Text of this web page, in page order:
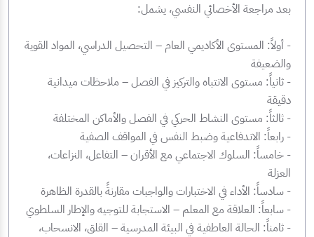
بعد مراجعة الأخصائي النفسي، يشمل:
‏- أولاً: المستوى الأكاديمي العام – التحصيل الدراسي، المواد القوية
والضعيفة
‏- ثانياً: مستوى الانتباه والتركيز في الفصل – ملاحظات ميدانية
دقيقة
‏- ثالثاً: مستوى النشاط الحركي في الفصل والأماكن المختلفة
‏- رابعاً: الاندفاعية وضبط النفس في المواقف الصفية
‏- خامساً: السلوك الاجتماعي مع الأقران – التفاعل، النزاعات،
العزلة
‏- سادساً: الأداء في الاختبارات والواجبات مقارنةً بالقدرة الظاهرة
‏- سابعاً: العلاقة مع المعلم – الاستجابة للتوجيه والإطار السلطوي
‏- ثامناً: الحالة العاطفية في البيئة المدرسية – القلق، الانسحاب،